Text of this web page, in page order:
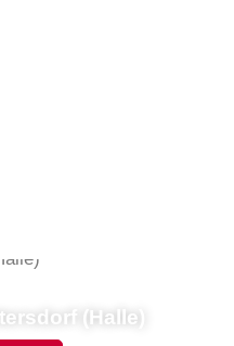
(Halle)